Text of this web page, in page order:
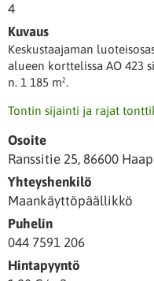
4
Kuvaus
Keskustaajaman
alueen korttelissa AO 423
n. 1 185 m².
Tontin sijainti ja rajat
Osoite
Ranssitie 25, 86600
Yhteyshenkilö
Maankäyttöpäällikkö
Puhelin
044 7591 206
Hintapyyntö